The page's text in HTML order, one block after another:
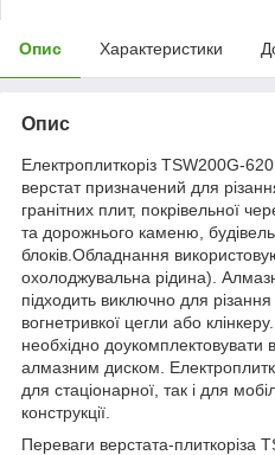
Опис Характеристики
Опис
Електроплиткоріз TSW200G-
верстат призначений для
гранітних плит, покрівельної
та дорожнього каменю,
блоків.Обладнання
охолоджувальна рідина).
підходить виключно для різання
вогнетривкої цегли або
необхідно доукомплектовувати
алмазним диском.
для стаціонарної, так і для
конструкції.
Переваги верстата-